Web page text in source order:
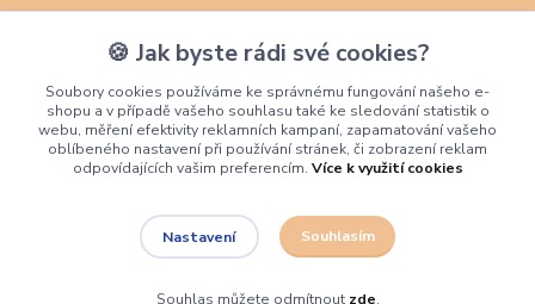
+420 774 291 043
info@rostouci-zidle.cz
🍪 Jak byste rádi své cookies?
Soubory cookies používáme ke správnému fungování našeho e-
shopu a v případě vašeho souhlasu také ke sledování statistik o
webu, měření efektivity reklamních kampaní, zapamatování vašeho
oblíbeného nastavení při používání stránek, či zobrazení reklam
odpovídajících vašim preferencím. Více k využití cookies
Nastavení Souhlasím
Souhlas můžete odmítnout zde.